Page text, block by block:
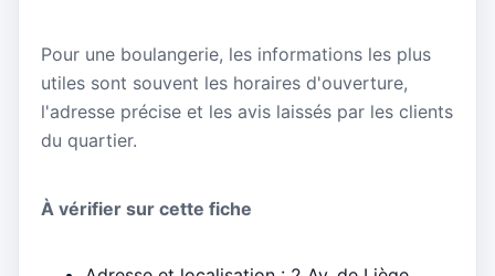
Pour une boulangerie, les informations les plus
utiles sont souvent les horaires d'ouverture,
l'adresse précise et les avis laissés par les clients
du quartier.
À vérifier sur cette fiche